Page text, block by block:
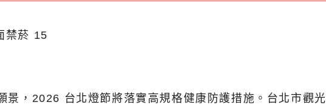
景，2026 台北燈節將落實高規格健康防護措施。台北市觀